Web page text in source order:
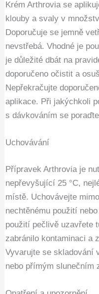
Krém Arthrovia se
klouby a svaly v
Doporučuje se jemně
nevstřebá. Vhodné je
je důležité dbát na
doporučeno očistit a
Nepřekračujte
aplikace. Při jakýchkoli
s dávkováním se
Uchovávání
Přípravek Arthrovia je
nepřevyšující 25 °C,
místě. Uchovávejte
nechtěnému použití
použití pečlivě uzavřete
zabránilo kontaminaci a
Vyvarujte se skladování
nebo přímým slunečním